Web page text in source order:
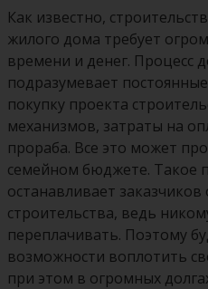
Как известно,
жилого дома требует
времени и денег. Процесс
подразумевает
покупку проекта
механизмов, затраты на
прораба. Все это может
семейном бюджете. Такое
останавливает
строительства, ведь
переплачивать. Поэтому
возможности воплотить
при этом в огромных